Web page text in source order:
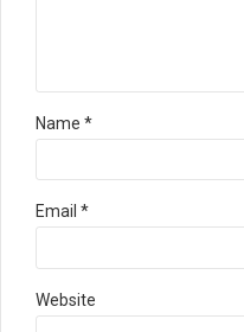
Name *
Email *
Website